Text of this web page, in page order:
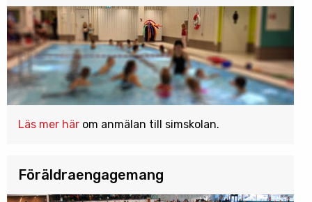
Läs mer här om anmälan till simskolan.
Föräldraengagemang